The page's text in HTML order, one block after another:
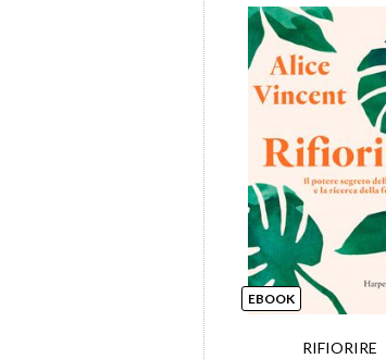
EBOOK
RIFIORIRE